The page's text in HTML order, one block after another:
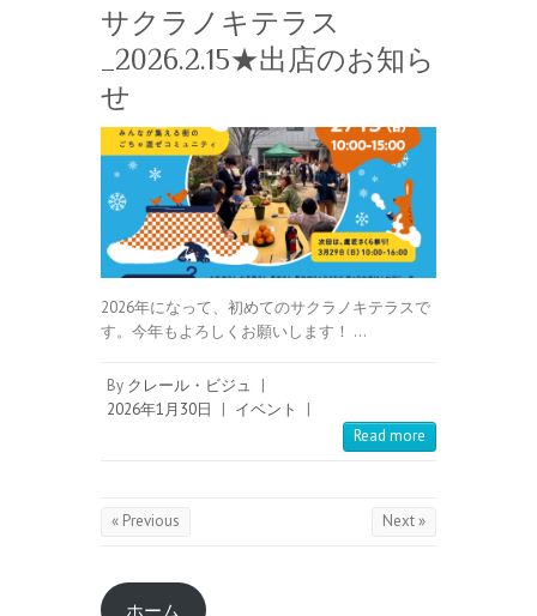
サクラノキテラス
_2026.2.15★出店のお知ら
せ
2026年になって、初めてのサクラノキテラスで
す。今年もよろしくお願いします！ …
By クレール・ビジュ
|
2026年1月30日
| イベント
|
Read more
« Previous Next »
ホーム